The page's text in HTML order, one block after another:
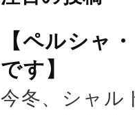
【ペルシャ
です】
今冬、シャル